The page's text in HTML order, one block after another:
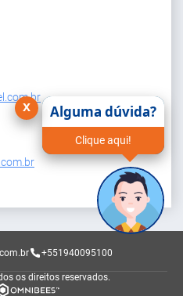
+551940095100
os direitos reservados.
Alguma dúvida?
Clique aqui!
x